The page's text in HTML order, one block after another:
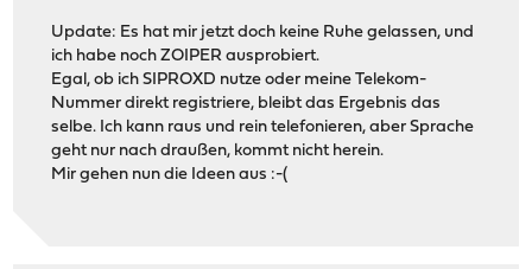
Update: Es hat mir jetzt doch keine Ruhe gelassen, und
ich habe noch ZOIPER ausprobiert.
Egal, ob ich SIPROXD nutze oder meine Telekom-
Nummer direkt registriere, bleibt das Ergebnis das
selbe. Ich kann raus und rein telefonieren, aber Sprache
geht nur nach draußen, kommt nicht herein.
Mir gehen nun die Ideen aus :-(